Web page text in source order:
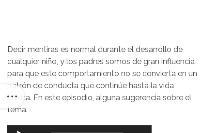
Decir mentiras es normal durante el desarrollo de
cualquier niño, y los padres somos de gran influencia
para que este comportamiento no se convierta en un
patrón de conducta que continúe hasta la vida
adulta. En este episodio, alguna sugerencia sobre el
tema.
Reproductor